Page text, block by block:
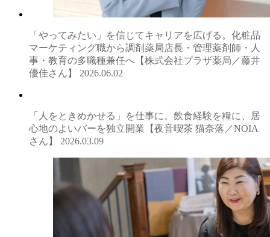
「やってみたい」を信じてキャリアを広げる。化粧品
マーケティング職から調剤薬局店長・管理薬剤師・人
事・教育の多職種兼任へ【株式会社プラザ薬局／藤井
優佳さん】 2026.06.02
「人をときめかせる」を仕事に。飲食経験を糧に、居
心地のよいバーを独立開業【夜音喫茶 猫奈落／NOIA
さん】 2026.03.09